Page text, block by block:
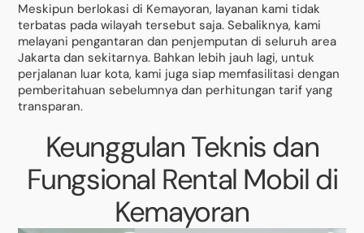
Meskipun berlokasi di Kemayoran, layanan kami tidak
terbatas pada wilayah tersebut saja. Sebaliknya, kami
melayani pengantaran dan penjemputan di seluruh area
Jakarta dan sekitarnya. Bahkan lebih jauh lagi, untuk
perjalanan luar kota, kami juga siap memfasilitasi dengan
pemberitahuan sebelumnya dan perhitungan tarif yang
transparan.
Keunggulan Teknis dan
Fungsional Rental Mobil di
Kemayoran